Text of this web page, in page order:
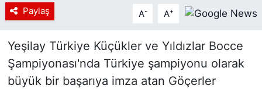
Paylaş A- A+
Yeşilay Türkiye Küçükler ve Yıldızlar Bocce
Şampiyonası'nda Türkiye şampiyonu olarak
büyük bir başarıya imza atan Göçerler